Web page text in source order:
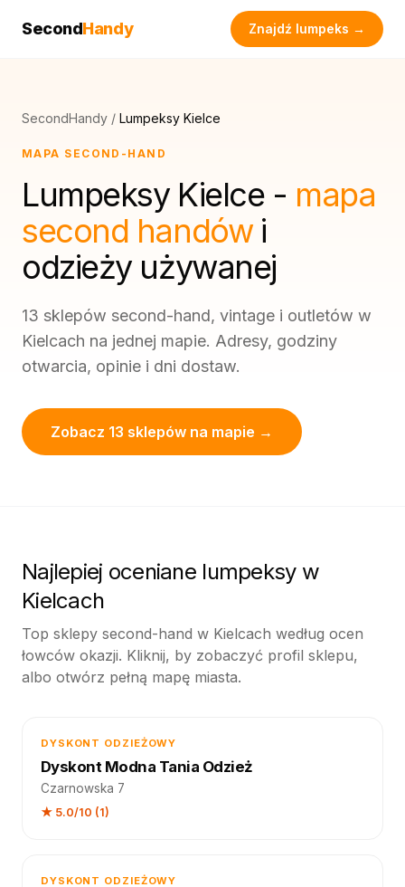
SecondHandy Znajdź lumpeks →
SecondHandy / Lumpeksy Kielce
MAPA SECOND-HAND
Lumpeksy Kielce - mapa
second handówi
odzieży używanej
13 sklepów second-hand, vintage i outletów w
Kielcach na jednej mapie. Adresy, godziny
otwarcia, opinie i dni dostaw.
Zobacz 13 sklepów na mapie →
Najlepiej oceniane lumpeksy w
Kielcach
Top sklepy second-hand w Kielcach według ocen
łowców okazji. Kliknij, by zobaczyć profil sklepu,
albo otwórz pełną mapę miasta.
DYSKONT ODZIEŻOWY
Dyskont Modna Tania Odzież
Czarnowska 7
★ 5.0/10 (1)
DYSKONT ODZIEŻOWY